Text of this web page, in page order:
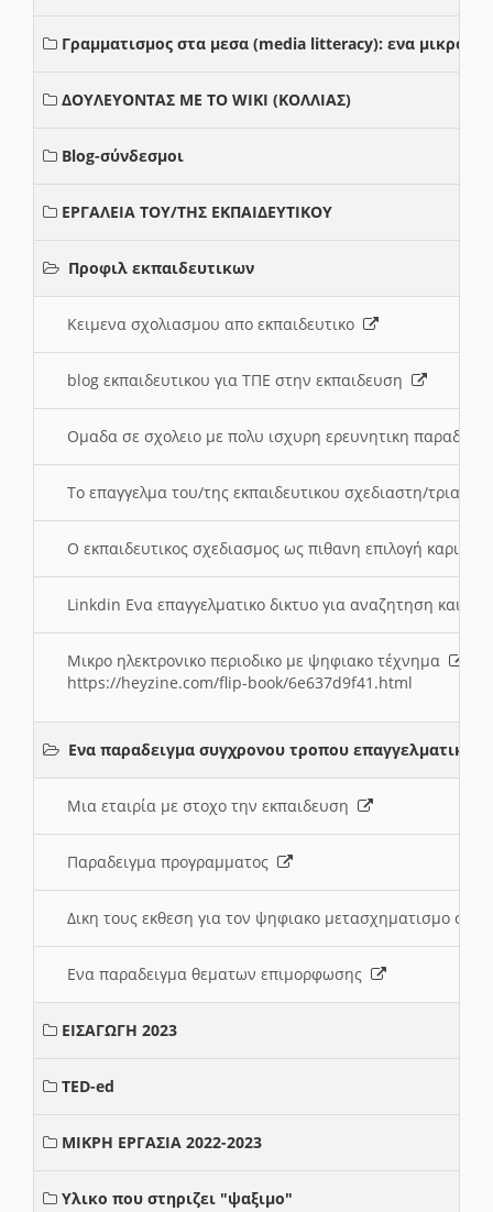
Γραμματισμος στα μεσα (media litteracy): ενα μικρο
ΔΟΥΛΕΥΟΝΤΑΣ ΜΕ ΤΟ WIKI (ΚΟΛΛΙΑΣ)
Blog-σύνδεσμοι
ΕΡΓΑΛΕΙΑ ΤΟΥ/ΤΗΣ ΕΚΠΑΙΔΕΥΤΙΚΟΥ
Προφιλ εκπαιδευτικων
Κειμενα σχολιασμου απο εκπαιδευτικο
blog εκπαιδευτικου για ΤΠΕ στην εκπαιδευση
Ομαδα σε σχολειο με πολυ ισχυρη ερευνητικη
Το επαγγελμα του/της εκπαιδευτικου σχεδιαστη/τριας
Ο εκπαιδευτικος σχεδιασμος ως πιθανη επιλογή
Linkdin Ενα επαγγελματικο δικτυο για αναζητηση και
Μικρο ηλεκτρονικο περιοδικο με ψηφιακο τέχνημα
https://heyzine.com/flip-book/6e637d9f41.html
Ενα παραδειγμα συγχρονου τροπου
Μια εταιρία με στοχο την εκπαιδευση
Παραδειγμα προγραμματος
Δικη τους εκθεση για τον ψηφιακο μετασχηματισμο
Ενα παραδειγμα θεματων επιμορφωσης
ΕΙΣΑΓΩΓΗ 2023
TED-ed
ΜΙΚΡΗ ΕΡΓΑΣΙΑ 2022-2023
Υλικο που στηριζει "ψαξιμο"